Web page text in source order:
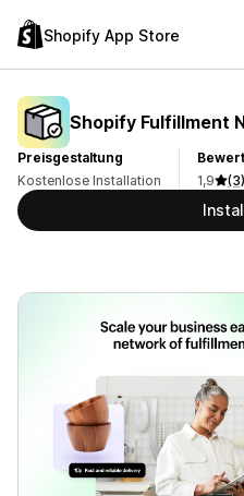
Shopify App Store
Shopify Fulfillment
Preisgestaltung
Kostenlose Installation
1,9
(3)